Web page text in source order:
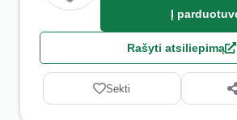
Į
Rašyti atsiliepimą
Sekti